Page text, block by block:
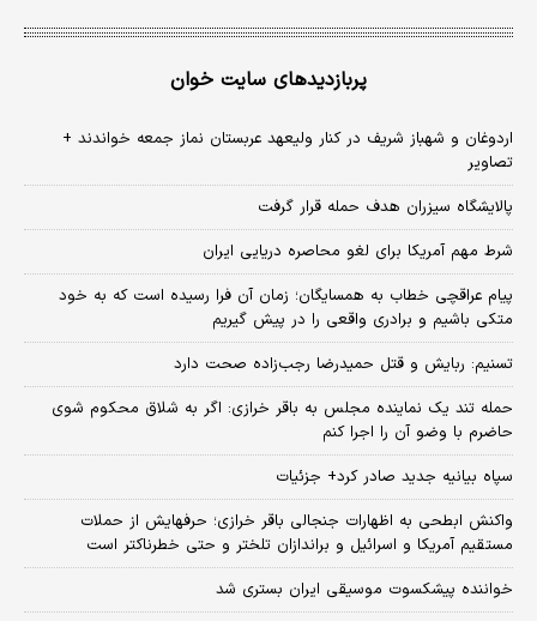
پربازدیدهای سایت خوان
اردوغان و شهباز شریف در کنار ولیعهد عربستان نماز جمعه خواندند +
تصاویر
پالایشگاه سیزران هدف حمله قرار گرفت
شرط مهم آمریکا برای لغو محاصره دریایی ایران
پیام عراقچی خطاب به همسایگان؛ زمان آن فرا رسیده است که به خود
متکی باشیم و برادری واقعی را در پیش گیریم
تسنیم: ربایش و قتل حمیدرضا رجب‌زاده صحت دارد
حمله تند یک نماینده مجلس به باقر خرازی: اگر به شلاق محکوم شوی
حاضرم با وضو آن را اجرا کنم
سپاه بیانیه جدید صادر کرد+ جزئیات
واکنش ابطحی به اظهارات جنجالی باقر خرازی؛ حرفهایش از حملات
مستقیم آمریکا و اسرائیل و براندازان تلختر و حتی خطرناکتر است
خواننده پیشکسوت موسیقی ایران بستری شد